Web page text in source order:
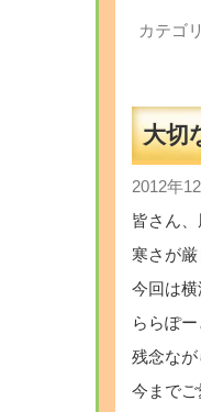
カテゴ
大切
2012年
皆さん
寒さが
今回は横
ららぽ
残念なが
今まで